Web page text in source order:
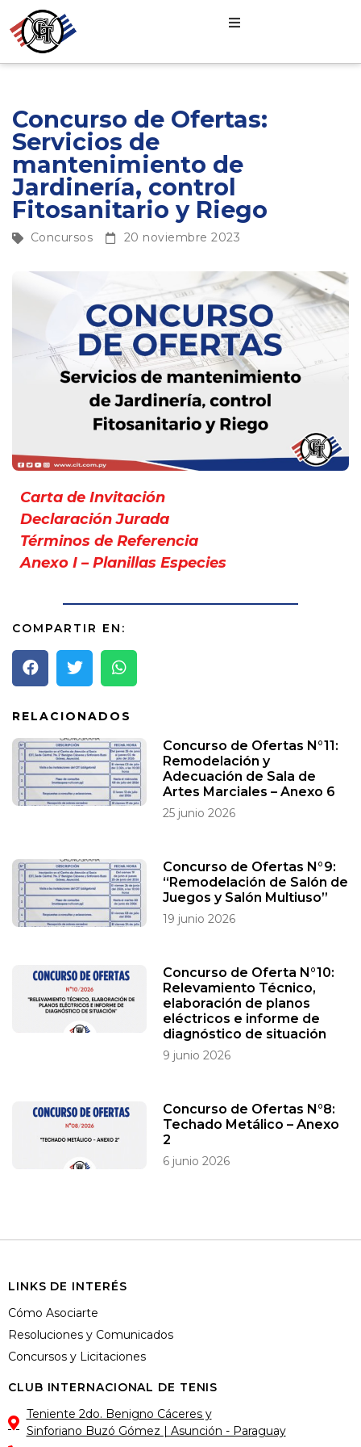
Concurso de Ofertas:
Servicios de
mantenimiento de
Jardinería, control
Fitosanitario y Riego
Concursos 20 noviembre 2023
Carta de Invitación
Declaración Jurada
Términos de Referencia
Anexo I – Planillas Especies
COMPARTIR EN:
RELACIONADOS
Concurso de Ofertas N°11:
Remodelación y
Adecuación de Sala de
Artes Marciales – Anexo 6
25 junio 2026
Concurso de Ofertas N°9:
“Remodelación de Salón de
Juegos y Salón Multiuso”
19 junio 2026
Concurso de Oferta N°10:
Relevamiento Técnico,
elaboración de planos
eléctricos e informe de
diagnóstico de situación
9 junio 2026
Concurso de Ofertas N°8:
Techado Metálico – Anexo
2
6 junio 2026
LINKS DE INTERÉS
Cómo Asociarte
Resoluciones y Comunicados
Concursos y Licitaciones
CLUB INTERNACIONAL DE TENIS
Teniente 2do. Benigno Cáceres y
Sinforiano Buzó Gómez | Asunción - Paraguay